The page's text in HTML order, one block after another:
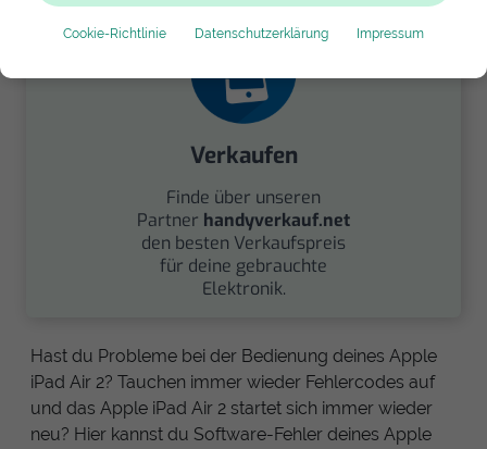
Cookie-Richtlinie Datenschutzerklärung Impressum
Verkaufen
Finde über unseren
Partner handyverkauf.net
den besten Verkaufspreis
für deine gebrauchte
Elektronik.
Hast du Probleme bei der Bedienung deines Apple
iPad Air 2? Tauchen immer wieder Fehlercodes auf
und das Apple iPad Air 2 startet sich immer wieder
neu? Hier kannst du Software-Fehler deines Apple